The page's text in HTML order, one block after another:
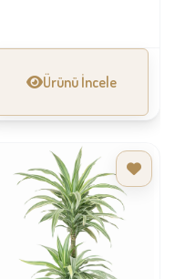
Ürünü İncele